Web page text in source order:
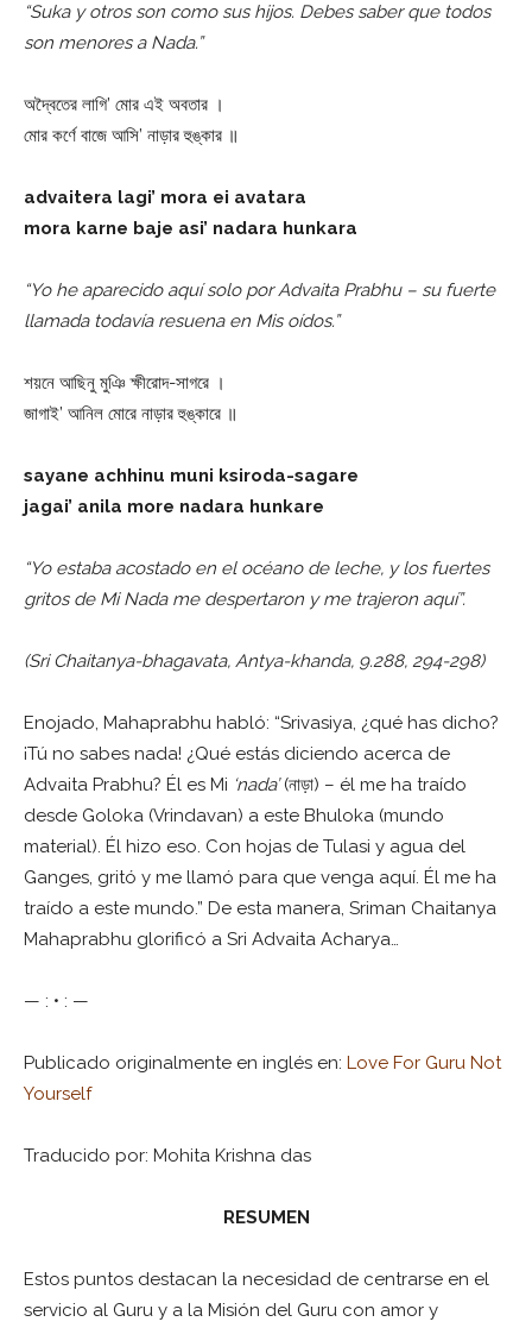
“Suka y otros son como sus hijos. Debes saber que todos
son menores a Nada.”
অদ্বৈতের লাগি’ মোর এই অবতার ।
মোর কর্ণে বাজে আসি’ নাড়ার হুঙ্কার ॥
advaitera lagi’ mora ei avatara
mora karne baje asi’ nadara hunkara
“Yo he aparecido aquí solo por Advaita Prabhu – su fuerte
llamada todavía resuena en Mis oídos.”
শয়নে আছিনু মুঞি ক্ষীরোদ-সাগরে ।
জাগাই’ আনিল মোরে নাড়ার হুঙ্কারে ॥
sayane achhinu muni ksiroda-sagare
jagai’ anila more nadara hunkare
“Yo estaba acostado en el océano de leche, y los fuertes
gritos de Mi Nada me despertaron y me trajeron aquí”.
(Sri Chaitanya-bhagavata, Antya-khanda, 9.288, 294-298)
Enojado, Mahaprabhu habló: “Srivasiya, ¿qué has dicho?
¡Tú no sabes nada! ¿Qué estás diciendo acerca de
Advaita Prabhu? Él es Mi ‘nada’(নাড়া) – él me ha traído
desde Goloka (Vrindavan) a este Bhuloka (mundo
material). Él hizo eso. Con hojas de Tulasi y agua del
Ganges, gritó y me llamó para que venga aquí. Él me ha
traído a este mundo.” De esta manera, Sriman Chaitanya
Mahaprabhu glorificó a Sri Advaita Acharya…
— : • : —
Publicado originalmente en inglés en: Love For Guru Not
Yourself
Traducido por: Mohita Krishna das
RESUMEN
Estos puntos destacan la necesidad de centrarse en el
servicio al Guru y a la Misión del Guru con amor y